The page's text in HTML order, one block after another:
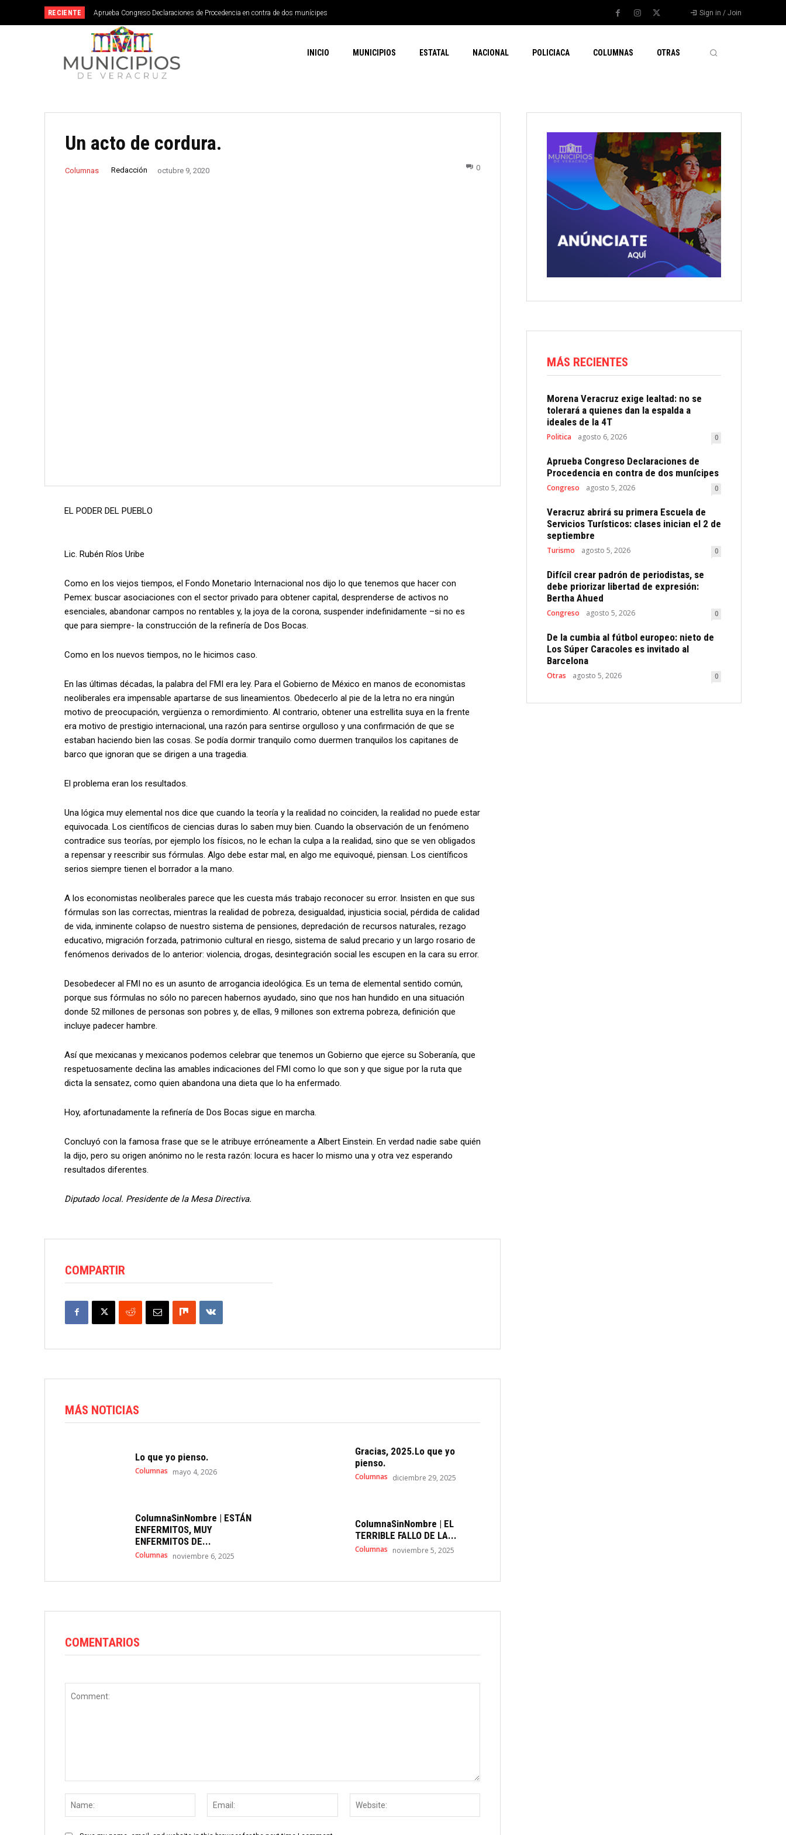
RECIENTE Aprueba Congreso Declaraciones de Procedencia en contra de dos munícipes Sign in / Join
INICIO MUNICIPIOS ESTATAL NACIONAL POLICIACA COLUMNAS OTRAS
Un acto de cordura.
Columnas Redacción octubre 9, 2020 0
EL PODER DEL PUEBLO
Lic. Rubén Ríos Uribe
Como en los viejos tiempos, el Fondo Monetario Internacional nos dijo lo que tenemos que hacer con
Pemex: buscar asociaciones con el sector privado para obtener capital, desprenderse de activos no
esenciales, abandonar campos no rentables y, la joya de la corona, suspender indefinidamente –si no es
que para siempre- la construcción de la refinería de Dos Bocas.
Como en los nuevos tiempos, no le hicimos caso.
En las últimas décadas, la palabra del FMI era ley. Para el Gobierno de México en manos de economistas
neoliberales era impensable apartarse de sus lineamientos. Obedecerlo al pie de la letra no era ningún
motivo de preocupación, vergüenza o remordimiento. Al contrario, obtener una estrellita suya en la frente
era motivo de prestigio internacional, una razón para sentirse orgulloso y una confirmación de que se
estaban haciendo bien las cosas. Se podía dormir tranquilo como duermen tranquilos los capitanes de
barco que ignoran que se dirigen a una tragedia.
El problema eran los resultados.
Una lógica muy elemental nos dice que cuando la teoría y la realidad no coinciden, la realidad no puede estar
equivocada. Los científicos de ciencias duras lo saben muy bien. Cuando la observación de un fenómeno
contradice sus teorías, por ejemplo los físicos, no le echan la culpa a la realidad, sino que se ven obligados
a repensar y reescribir sus fórmulas. Algo debe estar mal, en algo me equivoqué, piensan. Los científicos
serios siempre tienen el borrador a la mano.
A los economistas neoliberales parece que les cuesta más trabajo reconocer su error. Insisten en que sus
fórmulas son las correctas, mientras la realidad de pobreza, desigualdad, injusticia social, pérdida de calidad
de vida, inminente colapso de nuestro sistema de pensiones, depredación de recursos naturales, rezago
educativo, migración forzada, patrimonio cultural en riesgo, sistema de salud precario y un largo rosario de
fenómenos derivados de lo anterior: violencia, drogas, desintegración social les escupen en la cara su error.
Desobedecer al FMI no es un asunto de arrogancia ideológica. Es un tema de elemental sentido común,
porque sus fórmulas no sólo no parecen habernos ayudado, sino que nos han hundido en una situación
donde 52 millones de personas son pobres y, de ellas, 9 millones son extrema pobreza, definición que
incluye padecer hambre.
Así que mexicanas y mexicanos podemos celebrar que tenemos un Gobierno que ejerce su Soberanía, que
respetuosamente declina las amables indicaciones del FMI como lo que son y que sigue por la ruta que
dicta la sensatez, como quien abandona una dieta que lo ha enfermado.
Hoy, afortunadamente la refinería de Dos Bocas sigue en marcha.
Concluyó con la famosa frase que se le atribuye erróneamente a Albert Einstein. En verdad nadie sabe quién
la dijo, pero su origen anónimo no le resta razón: locura es hacer lo mismo una y otra vez esperando
resultados diferentes.
Diputado local. Presidente de la Mesa Directiva.
COMPARTIR
MÁS NOTICIAS
Lo que yo pienso.
Columnas mayo 4, 2026
Gracias, 2025.Lo que yo
pienso.
Columnas diciembre 29, 2025
ColumnaSinNombre | ESTÁN
ENFERMITOS, MUY
ENFERMITOS DE...
Columnas noviembre 6, 2025
ColumnaSinNombre | EL
TERRIBLE FALLO DE LA...
Columnas noviembre 5, 2025
COMENTARIOS
MÁS RECIENTES
Morena Veracruz exige lealtad: no se
tolerará a quienes dan la espalda a
ideales de la 4T
Politica agosto 6, 2026 0
Aprueba Congreso Declaraciones de
Procedencia en contra de dos munícipes
Congreso agosto 5, 2026 0
Veracruz abrirá su primera Escuela de
Servicios Turísticos: clases inician el 2 de
septiembre
Turismo agosto 5, 2026 0
Difícil crear padrón de periodistas, se
debe priorizar libertad de expresión:
Bertha Ahued
Congreso agosto 5, 2026 0
De la cumbia al fútbol europeo: nieto de
Los Súper Caracoles es invitado al
Barcelona
Otras agosto 5, 2026 0